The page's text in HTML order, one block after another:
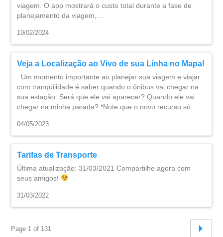
viagem. O app mostrará o custo total durante a fase de
planejamento da viagem,…
19/02/2024
Veja a Localização ao Vivo de sua Linha no Mapa!
Um momento importante ao planejar sua viagem e viajar
com tranquilidade é saber quando o ônibus vai chegar na
sua estação. Será que ele vai aparecer? Quando ele vai
chegar na minha parada? *Note que o novo recurso só…
04/05/2023
Tarifas de Transporte
Última atualização: 31/03/2021 Compartilhe agora com
seus amigos!
31/03/2022
Page 1 of 131